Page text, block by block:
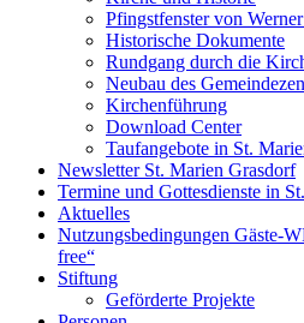
Pfingstfenster von
Historische Dokumente
Rundgang durch die
Neubau des
Kirchenführung
Download Center
Taufangebote in St.
Newsletter St. Marien Grasdorf
Termine und Gottesdienste in
Aktuelles
Nutzungsbedingungen Gäste-
free“
Stiftung
Geförderte Projekte